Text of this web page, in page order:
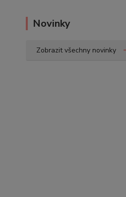
Novinky
Zobrazit všechny novinky